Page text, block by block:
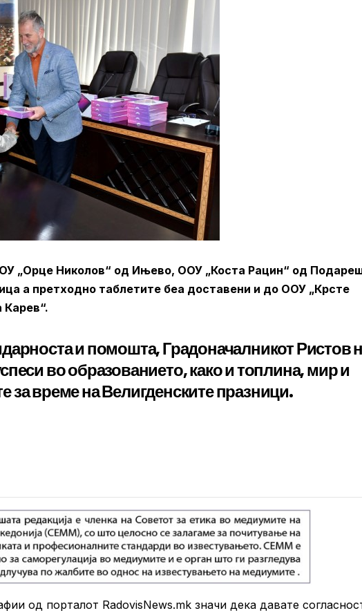
„Орце Николов“ од Ињево, ООУ „Коста Рацин“ од
а претходно таблетите беа доставени и до ООУ „Крсте
и помошта, Градоначалникот Ристов
во образованието, како и топлина, мир и
за време на Велигденските празници.
од порталот RadovisNews.mk значи дека давате